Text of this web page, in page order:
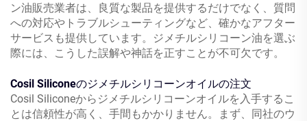
ン油販売業者は、良質な製品を提供するだけでなく、質問
への対応やトラブルシューティングなど、確かなアフター
サービスも提供しています。ジメチルシリコーン油を選ぶ
際には、こうした誤解や神話を正すことが不可欠です。
Cosil Siliconeのジメチルシリコーンオイルの注文
Cosil Siliconeからジメチルシリコーンオイルを入手するこ
とは信頼性が高く、手間もかかりません。まず、同社のウ